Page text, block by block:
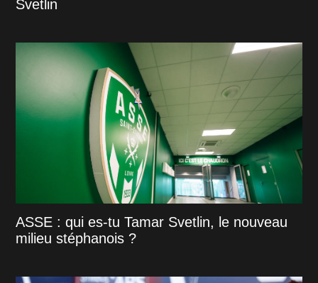
Svetlin
ASSE : qui es-tu Tamar Svetlin, le nouveau
milieu stéphanois ?